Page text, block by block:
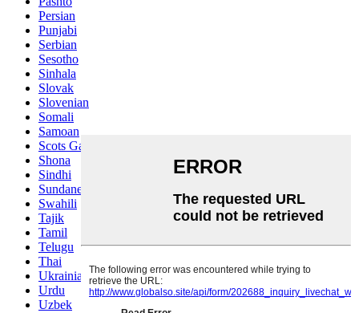
Persian
Punjabi
Serbian
Sesotho
Sinhala
Slovak
Slovenian
Somali
Samoan
Scots Gaelic
Shona
Sindhi
Sundanese
Swahili
Tajik
Tamil
Telugu
Thai
Ukrainian
Urdu
Uzbek